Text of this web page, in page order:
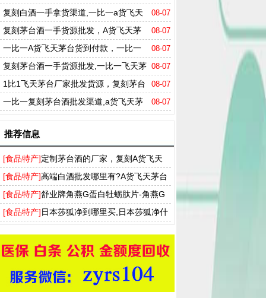
台A货拿货渠道 08-07
复刻白酒一手拿货渠道,一比一a货飞天
茅台厂家直销 08-07
复刻茅台酒一手货源批发，A货飞天茅
台多少钱一箱 08-07
一比一A货飞天茅台货到付款，一比一
剑南春一手货源 08-07
复刻茅台酒一手货源批发,一比一飞天茅
台批发厂家 08-07
1比1飞天茅台厂家批发货源，复刻茅台
酒货源厂家 08-07
一比一复刻茅台酒批发渠道,a货飞天茅
荐信息
[食品特产]定制茅台酒的厂家，复刻A货飞天
茅台53度一手货源批发
[食品特产]高端白酒批发哪里有?A货飞天茅台
酒批发市场供应商家
[食品特产]舒业牌角燕G蛋白牡蛎肽片-角燕G
蛋白胶囊升级产品男性口服保健品
[食品特产]日本莎狐净到哪里买,日本莎狐净什